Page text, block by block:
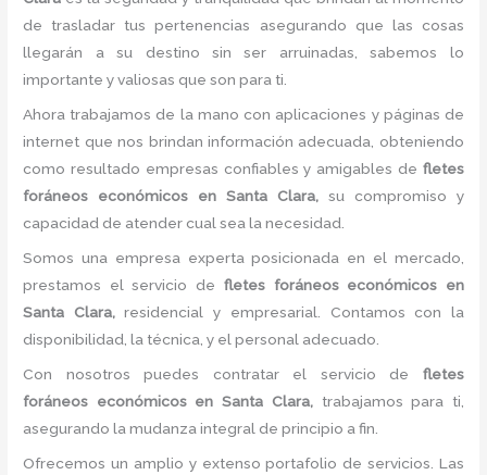
de trasladar tus pertenencias asegurando que las cosas
llegarán a su destino sin ser arruinadas, sabemos lo
importante y valiosas que son para ti.
Ahora trabajamos de la mano con aplicaciones y páginas de
internet que nos brindan información adecuada, obteniendo
como resultado empresas confiables y amigables de fletes
foráneos económicos
en Santa Clara,su compromiso y
capacidad de atender cual sea la necesidad.
Somos una empresa experta posicionada en el mercado,
prestamos el servicio de fletes foráneos económicos en
Santa Clara,residencial y empresarial. Contamos con la
disponibilidad, la técnica, y el personal adecuado.
Con nosotros puedes contratar el servicio de fletes
foráneos económicos en Santa Clara, trabajamos para ti,
asegurando la mudanza integral de principio a fin.
Ofrecemos un amplio y extenso portafolio de servicios. Las